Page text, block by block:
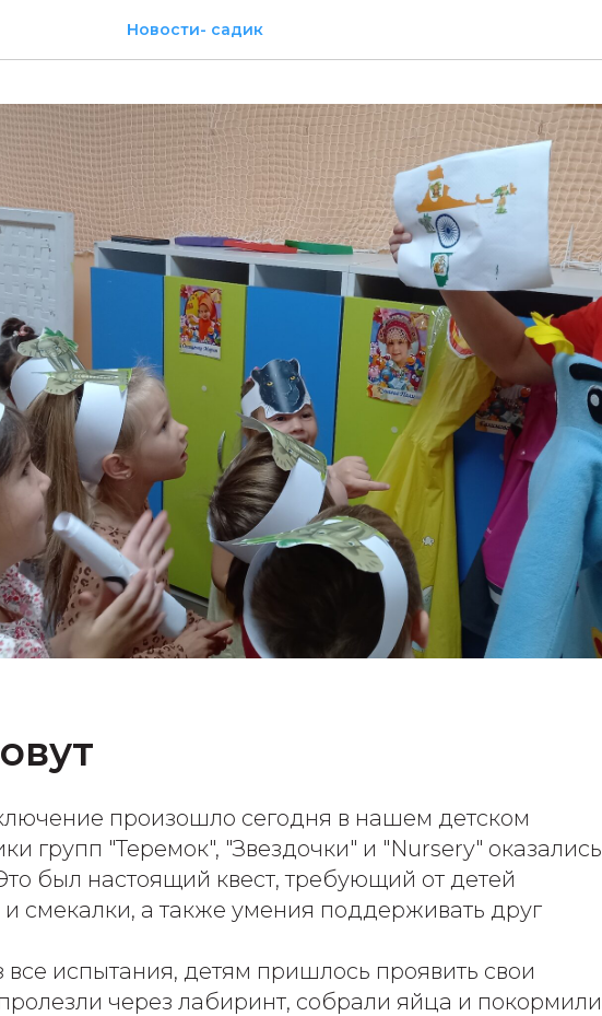
Новости- садик
произошло сегодня в нашем детском
групп "Теремок", "Звездочки" и "Nursery" оказались
был настоящий квест, требующий от детей
и смекалки, а также умения поддерживать друг
испытания, детям пришлось проявить свои
через лабиринт, собрали яйца и покормили